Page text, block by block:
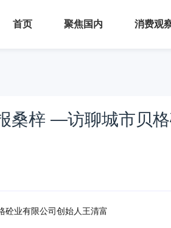
首页 聚焦国内 消费观
桑梓 —访聊城市贝格
业有限公司创始人王清富